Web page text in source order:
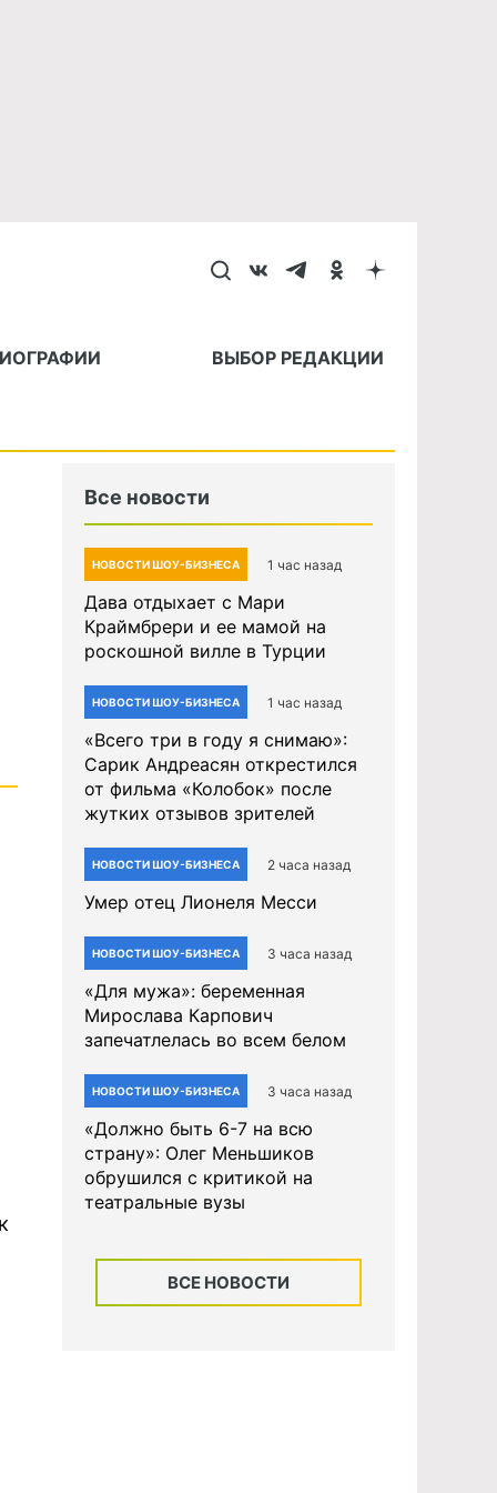
ВЫБОР РЕДАКЦИИ
Все новости
НОВОСТИ ШОУ-БИЗНЕСА 1 час назад
Дава отдыхает с Мари
Краймбрери и ее мамой на
роскошной вилле в Турции
НОВОСТИ ШОУ-БИЗНЕСА 1 час назад
«Всего три в году я снимаю»:
Сарик Андреасян открестился
от фильма «Колобок» после
жутких отзывов зрителей
НОВОСТИ ШОУ-БИЗНЕСА 2 часа назад
Умер отец Лионеля Месси
НОВОСТИ ШОУ-БИЗНЕСА 3 часа назад
«Для мужа»: беременная
Мирослава Карпович
запечатлелась во всем белом
НОВОСТИ ШОУ-БИЗНЕСА 3 часа назад
«Должно быть 6-7 на всю
страну»: Олег Меньшиков
обрушился с критикой на
театральные вузы
ВСЕ НОВОСТИ